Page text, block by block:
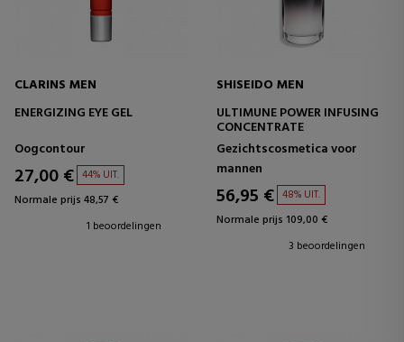
CLARINS MEN
ENERGIZING EYE GEL
Oogcontour
27,00 € 44% UIT.
Normale prijs 48,57 €
1 beoordelingen
SHISEIDO MEN
ULTIMUNE POWER INFUSING
CONCENTRATE
Gezichtscosmetica voor
mannen
56,95 € 48% UIT.
Normale prijs 109,00 €
3 beoordelingen